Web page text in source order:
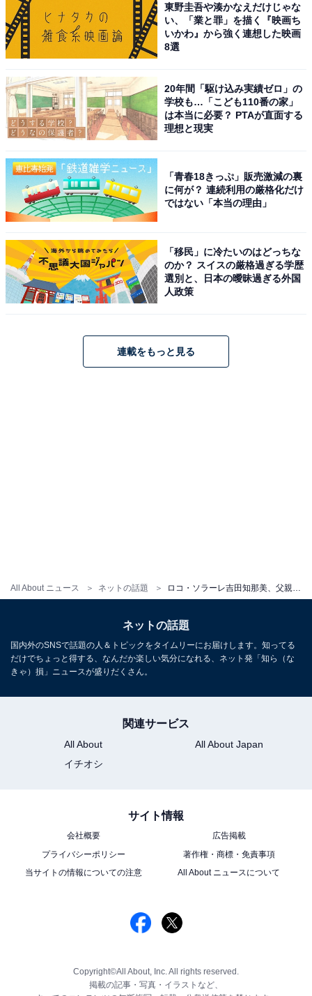
All About ニュース ネットの話題 ロコ・ソラーレ吉田知那美、父親の死を明かす。「凄く思いのこもった文章」「ただただ泣けました」
東野圭吾や湊かなえだけじゃな
い、「業と罪」を描く『映画ち
いかわ』から強く連想した映画
8選
20年間「駆け込み実績ゼロ」の
学校も…「こども110番の家」
は本当に必要？ PTAが直面する
理想と現実
「青春18きっぷ」販売激減の裏
に何が？ 連続利用の厳格化だけ
ではない「本当の理由」
「移民」に冷たいのはどっちな
のか？ スイスの厳格過ぎる学歴
選別と、日本の曖昧過ぎる外国
人政策
連載をもっと見る
ネットの話題
国内外のSNSで話題の人＆トピックをタイムリーにお届けします。知ってる
だけでちょっと得する、なんだか楽しい気分になれる、ネット発「知ら（な
きゃ）損」ニュースが盛りだくさん。
関連サービス
All About
All About Japan
イチオシ
サイト情報
会社概要
広告掲載
プライバシーポリシー
著作権・商標・免責事項
当サイトの情報についての注意
All About ニュースについて
Copyright©All About, Inc. All rights reserved.
掲載の記事・写真・イラストなど、